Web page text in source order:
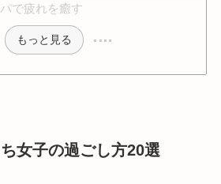
で疲れを癒す
もっと見る
女子の過ごし方20選